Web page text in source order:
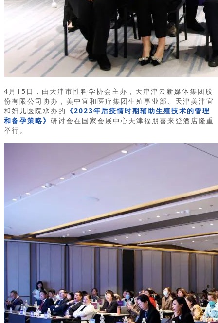
4月15日，由天津市性科学协会主办，天津津云新媒体集团股
份有限公司协办，美中宜和医疗集团生殖事业部、天津美津宜
和妇儿医院承办的 《2023年后疫情时期辅助生殖技术的管理
和备孕策略》 研讨会在国家会展中心天津福朋喜来登酒店隆重
举行。